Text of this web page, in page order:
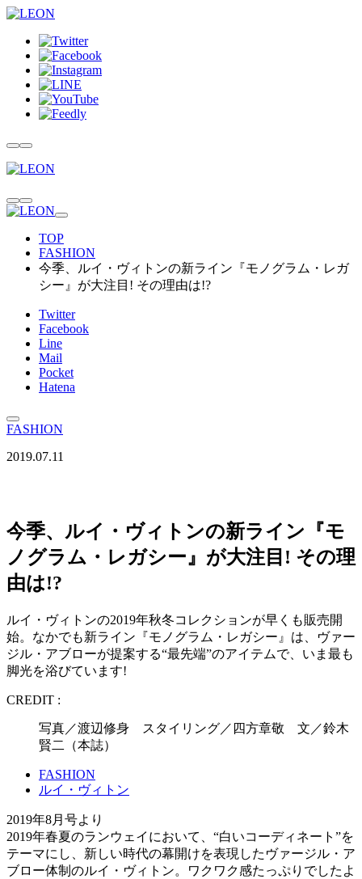
TOP
FASHION
今季、ルイ・ヴィトンの新ライン『モノグラム・レガ
シー』が大注目! その理由は!?
Twitter
Facebook
Line
Mail
Pocket
Hatena
FASHION
2019.07.11
今季、ルイ・ヴィトンの新ライン『モ
ノグラム・レガシー』が大注目! その理
由は!?
ルイ・ヴィトンの2019年秋冬コレクションが早くも販売開
始。なかでも新ライン『モノグラム・レガシー』は、ヴァー
ジル・アブローが提案する“最先端”のアイテムで、いま最も
脚光を浴びています!
CREDIT :
写真／渡辺修身 スタイリング／四方章敬 文／鈴木
賢二（本誌）
FASHION
ルイ・ヴィトン
2019年8月号より
2019年春夏のランウェイにおいて、“白いコーディネート”を
テーマにし、新しい時代の幕開けを表現したヴァージル・ア
ブロー体制のルイ・ヴィトン。ワクワク感たっぷりでしたよ